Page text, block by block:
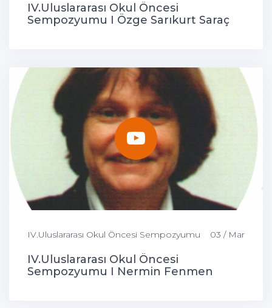
IV.Uluslararası Okul Öncesi
Sempozyumu I Özge Sarıkurt Saraç
IV.Uluslararası Okul Öncesi Sempozyumu 03 / Mar
IV.Uluslararası Okul Öncesi
Sempozyumu I Nermin Fenmen